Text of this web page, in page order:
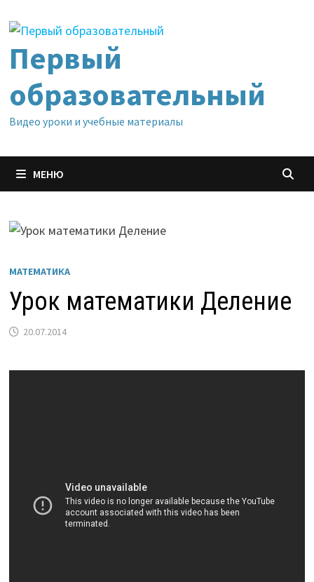
содержимому
Первый
образовательный
Видео уроки и учебные материалы
МЕНЮ
МАТЕМАТИКА
Урок математики Деление
20.07.2014